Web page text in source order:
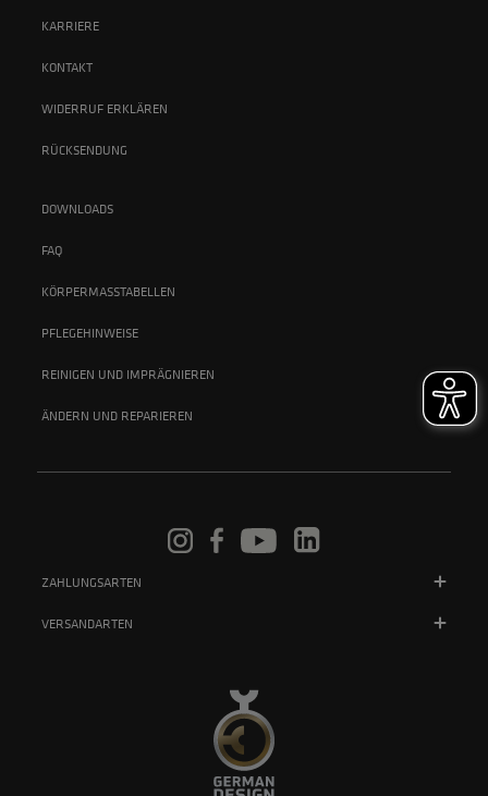
KARRIERE
KONTAKT
WIDERRUF ERKLÄREN
RÜCKSENDUNG
DOWNLOADS
FAQ
KÖRPERMASSTABELLEN
PFLEGEHINWEISE
REINIGEN UND IMPRÄGNIEREN
ÄNDERN UND REPARIEREN
ZAHLUNGSARTEN
VERSANDARTEN